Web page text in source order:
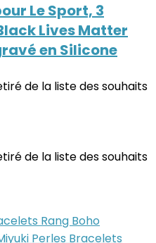
Le Sport, 3
Lives Matter
en Silicone
de la liste des souhaits
de la liste des souhaits